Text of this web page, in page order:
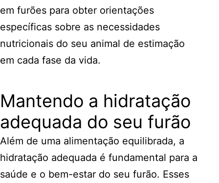
em furões para obter orientações
específicas sobre as necessidades
nutricionais do seu animal de estimação
em cada fase da vida.
Mantendo a hidratação
adequada do seu furão
Além de uma alimentação equilibrada, a
hidratação adequada é fundamental para a
saúde e o bem-estar do seu furão. Esses